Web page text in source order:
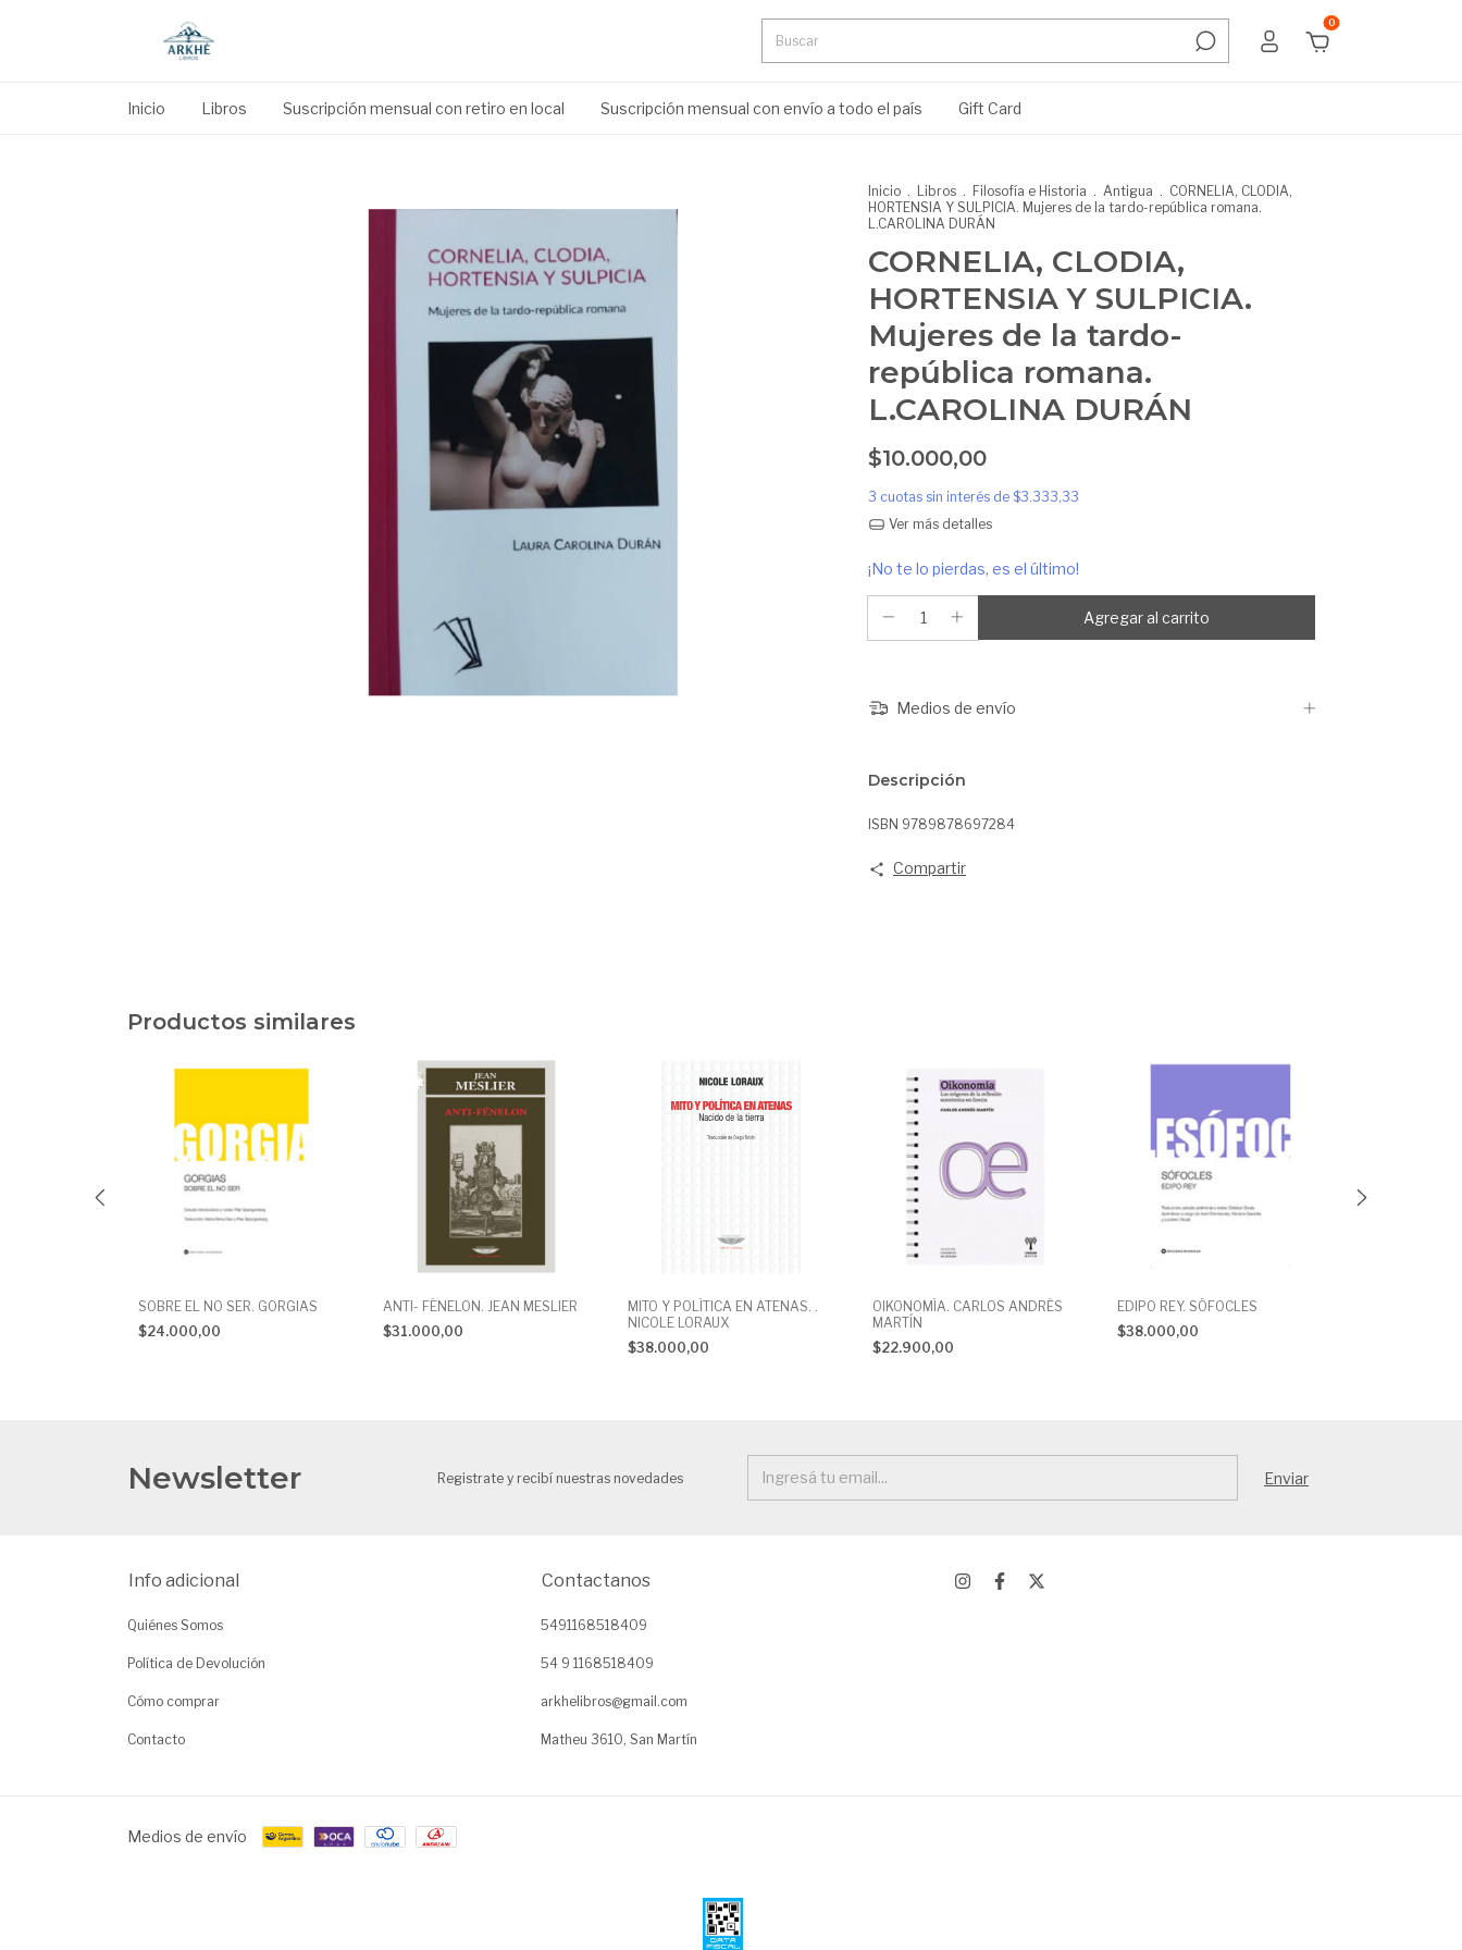
0
Inicio Libros Suscripción mensual con retiro en local Suscripción mensual con envío a todo el país Gift Card
Inicio . Libros . Filosofía e Historia . Antigua . CORNELIA, CLODIA,
HORTENSIA Y SULPICIA. Mujeres de la tardo-república romana.
L.CAROLINA DURÁN
CORNELIA, CLODIA,
HORTENSIA Y SULPICIA.
Mujeres de la tardo-
república romana.
L.CAROLINA DURÁN
$10.000,00
3 cuotas sin interés de $3.333,33
Ver más detalles
¡No te lo pierdas, es el último!
Medios de envío
Descripción
ISBN 9789878697284
Compartir
Productos similares
SOBRE EL NO SER. GORGIAS
$24.000,00
ANTI- FÉNELON. JEAN MESLIER
$31.000,00
MITO Y POLÍTICA EN ATENAS. .
NICOLE LORAUX
$38.000,00
OIKONOMÍA. CARLOS ANDRÉS
MARTÍN
$22.900,00
EDIPO REY. SÓFOCLES
$38.000,00
Newsletter Registrate y recibí nuestras novedades
Info adicional
Quiénes Somos
Política de Devolución
Cómo comprar
Contacto
Contactanos
5491168518409
54 9 1168518409
arkhelibros@gmail.com
Matheu 3610, San Martín
Medios de envío